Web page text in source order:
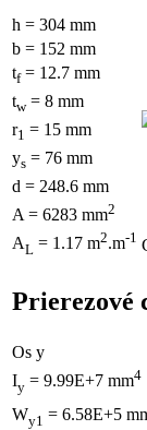
h = 304 mm
b = 152 mm
tf= 12.7 mm
tw= 8 mm
r1 = 15 mm
ys = 76 mm
d = 248.6 mm
A = 6283 mm2
AL = 1.17 m2.m-1
Prierezové
Os y
Iy = 9.99E+7 mm4
Wy1 = 6.58E+5